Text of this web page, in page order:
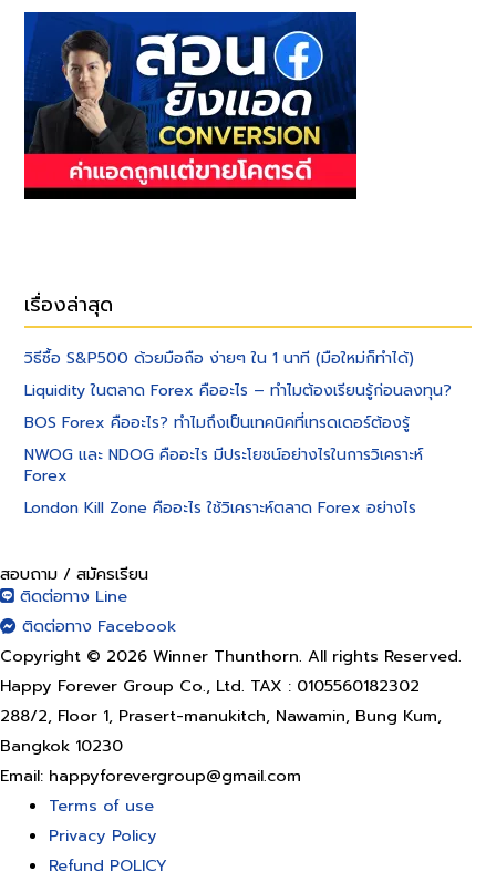
เรื่องล่าสุด
วิธีซื้อ S&P500 ด้วยมือถือ ง่ายๆ ใน 1 นาที (มือใหม่ก็ทำได้)
Liquidity ในตลาด Forex คืออะไร – ทำไมต้องเรียนรู้ก่อนลงทุน?
BOS Forex คืออะไร? ทำไมถึงเป็นเทคนิคที่เทรดเดอร์ต้องรู้
NWOG และ NDOG คืออะไร มีประโยชน์อย่างไรในการวิเคราะห์
Forex
London Kill Zone คืออะไร ใช้วิเคราะห์ตลาด Forex อย่างไร
สอบถาม / สมัครเรียน
ติดต่อทาง Line
ติดต่อทาง Facebook
Copyright © 2026 Winner Thunthorn. All rights Reserved.
Happy Forever Group Co., Ltd. TAX : 0105560182302
288/2, Floor 1, Prasert-manukitch, Nawamin, Bung Kum,
Bangkok 10230
Email: happyforevergroup@gmail.com
Terms of use
Privacy Policy
Refund POLICY